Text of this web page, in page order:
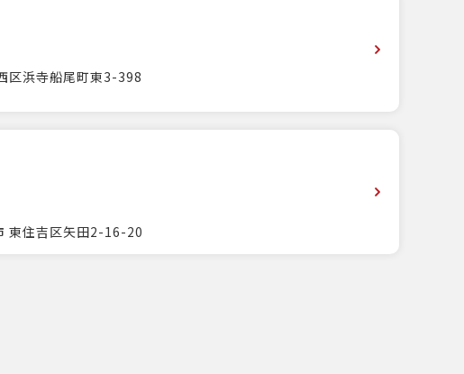
区浜寺船尾町東3-398
東住吉区矢田2-16-20